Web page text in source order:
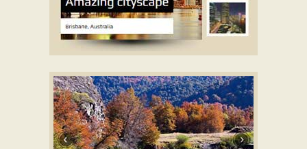
con Basic linear
efecto